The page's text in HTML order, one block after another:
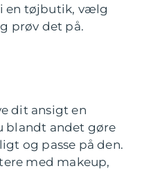
en tøjbutik, vælg
prøv det på.
dit ansigt en
blandt andet gøre
og passe på den.
med makeup,